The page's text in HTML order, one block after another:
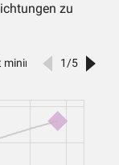
zu